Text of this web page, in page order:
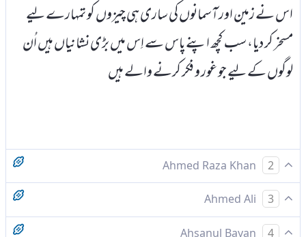
اس نے زمین اور آسمانوں کی ساری ہی چیزوں کو تمہارے لیے
مسخر کر دیا، سب کچھ اپنے پاس سے اِس میں بڑی نشانیاں ہیں اُن
لوگوں کے لیے جو غور و فکر کرنے والے ہیں
2
اور تمہارے لیے کام میں لگائے جو کچھ آسمان میں ہیں اور جو کچھ
زمین میں اپنے حکم سے بے شک اس میں نشا نیاں ہیں سوچنے
3
4